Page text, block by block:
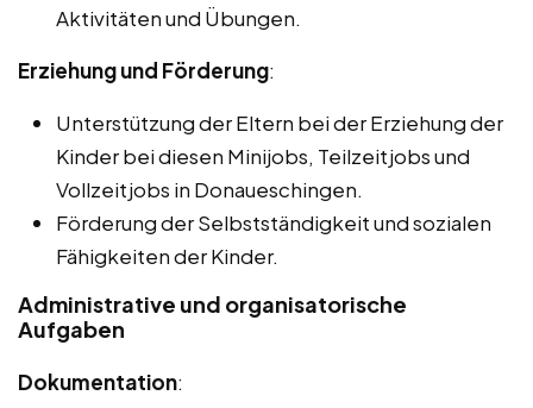
Aktivitäten und Übungen.
Erziehung und Förderung:
Unterstützung der Eltern bei der Erziehung der
Kinder bei diesen Minijobs, Teilzeitjobs und
Vollzeitjobs in Donaueschingen.
Förderung der Selbstständigkeit und sozialen
Fähigkeiten der Kinder.
Administrative und organisatorische
Aufgaben
Dokumentation: